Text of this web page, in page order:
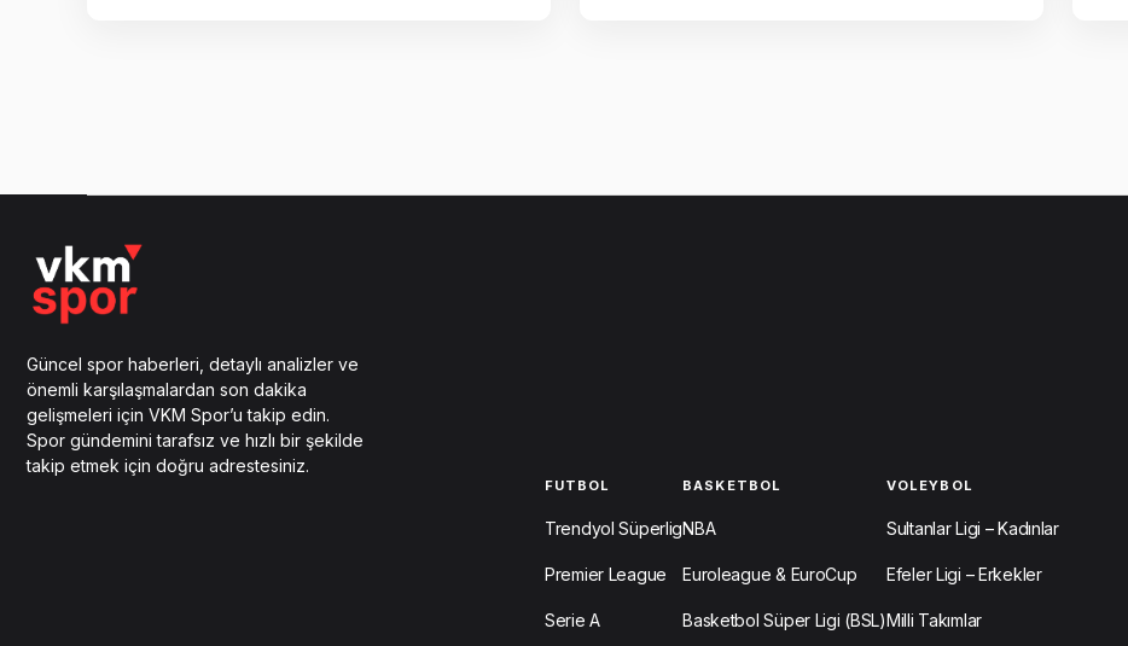
Güncel spor haberleri, detaylı analizler ve
önemli karşılaşmalardan son dakika
gelişmeleri için VKM Spor’u takip edin.
Spor gündemini tarafsız ve hızlı bir şekilde
takip etmek için doğru adrestesiniz.
FUTBOL
Trendyol Süperlig
Premier League
Serie A
BASKETBOL
NBA
Euroleague & EuroCup
Basketbol Süper Ligi (BSL)
VOLEYBOL
Sultanlar Ligi – Kadınlar
Efeler Ligi – Erkekler
Milli Takımlar